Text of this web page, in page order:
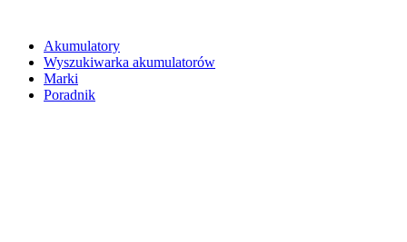
Akumulatory
Wyszukiwarka akumulatorów
Marki
Poradnik